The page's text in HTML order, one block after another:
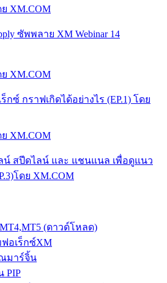
XM.COM
ซัพพลาย XM Webinar 14
XM.COM
กซ์ กราฟเกิดได้อย่างไร (EP.1) โดย
XM.COM
น์ สปีดไลน์ และ แชนแนล เพื่อดูแนว
โดย XM.COM
(ดาวด์โหลด)
ฟอเร็กซ์XM
มาร์จิ้น
PIP